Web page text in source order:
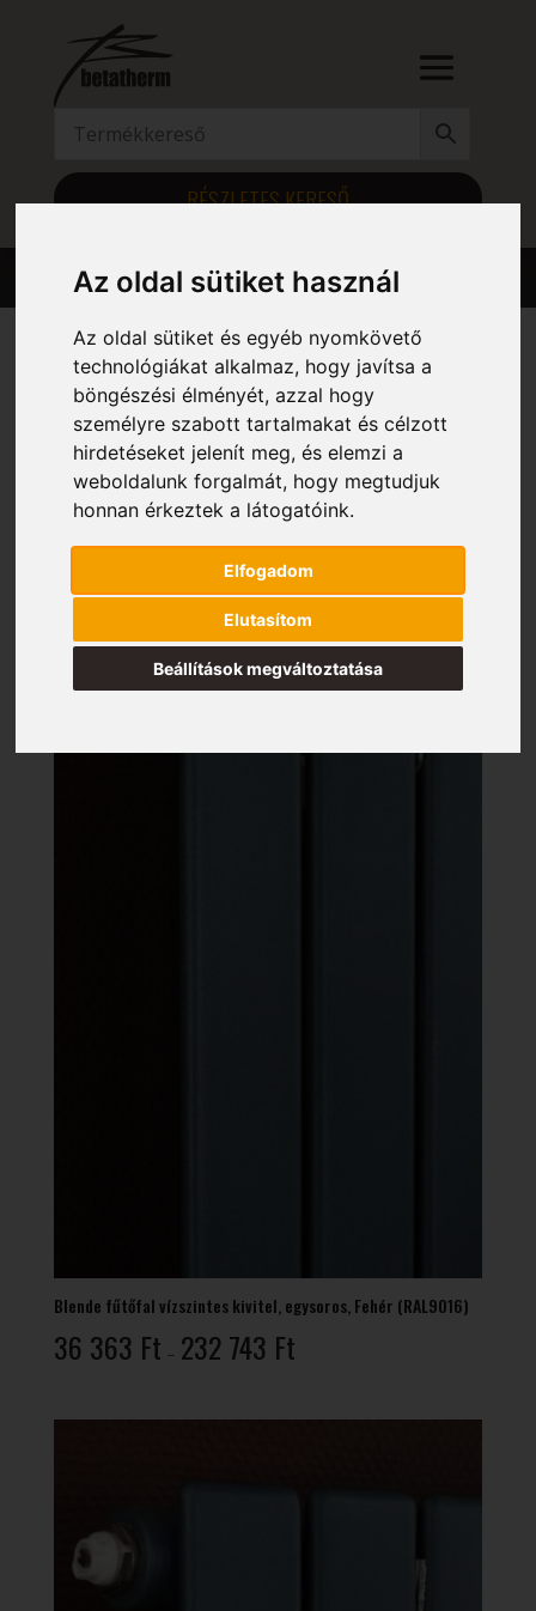
Az oldal sütiket használ
Az oldal sütiket és egyéb nyomkövető
technológiákat alkalmaz, hogy javítsa a
böngészési élményét, azzal hogy
személyre szabott tartalmakat és célzott
hirdetéseket jelenít meg, és elemzi a
weboldalunk forgalmát, hogy megtudjuk
honnan érkeztek a látogatóink.
Elfogadom
Elutasítom
Beállítások megváltoztatása
RÉSZLETES KERESŐ
Kezdőlap/ Magasság (mm) termék / 1549
1549
Mind a(z) 5 találat megjelenítve
Blende fűtőfal vízszintes kivitel, egysoros, Fehér (RAL9016)
36 363 Ft – 232 743 Ft36
-